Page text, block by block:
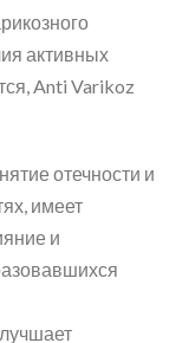
активных
Anti Varikoz
отечности и
имеет
и